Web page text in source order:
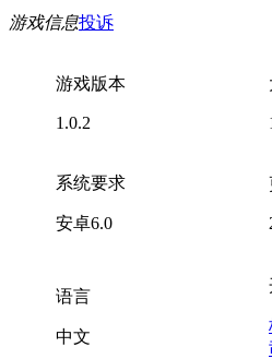
游戏信息投诉
游戏版本
1.0.2
系统要求
安卓6.0
语言
中文